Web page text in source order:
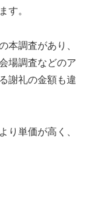
す。
本調査があり、
場調査などのア
謝礼の金額も違
り単価が高く、